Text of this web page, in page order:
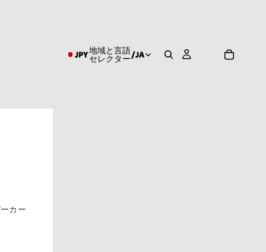
カー
JPY地域と言語
セレクター/JA